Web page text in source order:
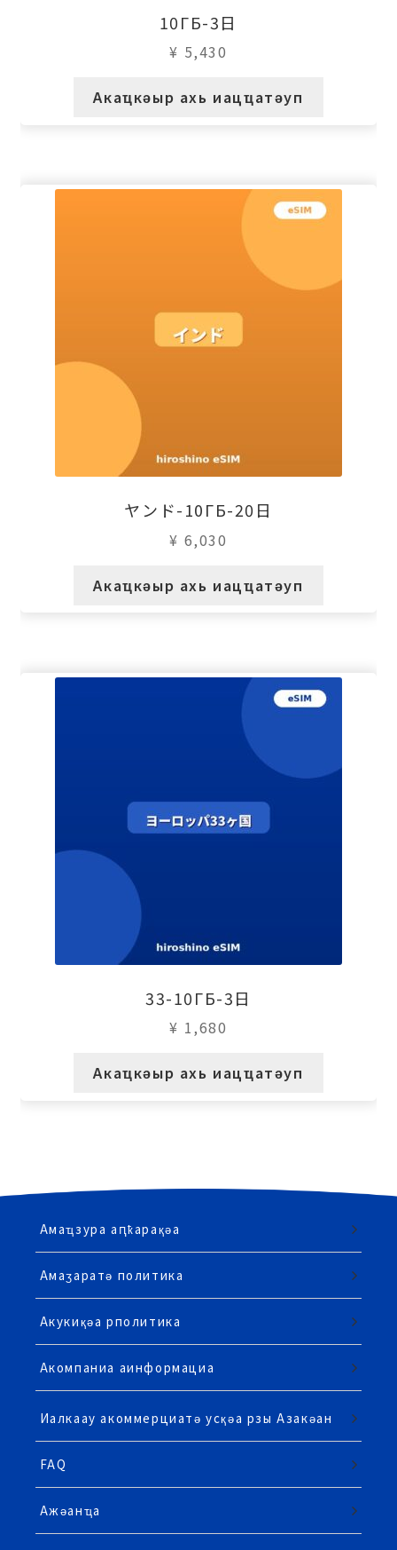
10ГБ-3日
¥ 5,430
Акаҵкәыр ахь иацҵатәуп
ヤンド-10ГБ-20日
¥ 6,030
Акаҵкәыр ахь иацҵатәуп
33-10ГБ-3日
¥ 1,680
Акаҵкәыр ахь иацҵатәуп
Амаҵзура аԥҟарақәа
Амаӡаратә политика
Акукиқәа рполитика
Акомпаниа аинформациа
Иалкаау акоммерциатә усқәа рзы Азакәан
FAQ
Ажәанҵа